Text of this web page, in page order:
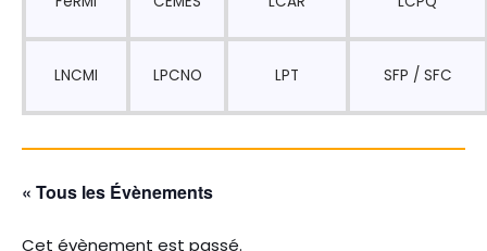
LNCMI LPCNO LPT SFP / SFC
« Tous les Évènements
Cet évènement est passé.